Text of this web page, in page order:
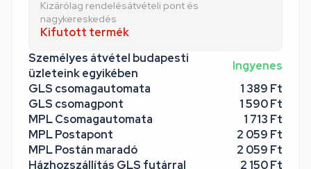
Kizárólag rendelésátvételi pont és
nagykereskedés
Kifutott termék
Személyes átvétel budapesti
üzleteink egyikében
Ingyenes
GLS csomagautomata
1 389 Ft
GLS csomagpont
1 590 Ft
MPL Csomagautomata
1 713 Ft
MPL Postapont
2 059 Ft
MPL Postán maradó
2 059 Ft
Házhozszállítás GLS futárral
2 150 Ft